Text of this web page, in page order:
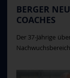
BERGER
COACHES
Der 37-Jährige